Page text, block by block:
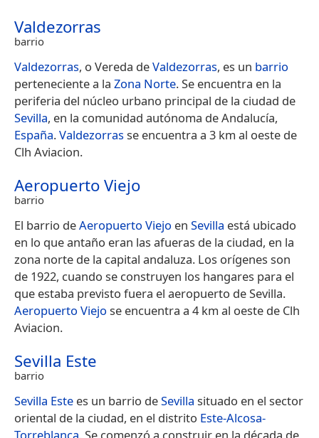
Valdezorras
barrio
Valdezorras, o Vereda deValdezorras,​ es un barrio
perteneciente a la Zona Norte. Se encuentra en la
periferia del núcleo urbano principal de la ciudad de
Sevilla, en la comunidad autónoma de Andalucía,
España.Valdezorrasse encuentra a 3 km al oeste de
Clh Aviacion.
Aeropuerto Viejo
barrio
El barrio deAeropuerto Viejo en Sevilla está ubicado
en lo que antaño eran las afueras de la ciudad, en la
zona norte de la capital andaluza. Los orígenes son
de 1922, cuando se construyen los hangares para el
que estaba previsto fuera el aeropuerto de Sevilla.
Aeropuerto Viejo se encuentra a 4 km al oeste de Clh
Aviacion.
Sevilla Este
barrio
Sevilla Este es un barrio deSevilla situado en el sector
oriental de la ciudad, en el distrito Este-Alcosa-
Torreblanca . Se comenzó a construir en la década de